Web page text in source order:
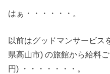
はぁ・・・・・・。
以前はグッドマンサービス
県高山市) の旅館から給料
円) ・・・・・・・。